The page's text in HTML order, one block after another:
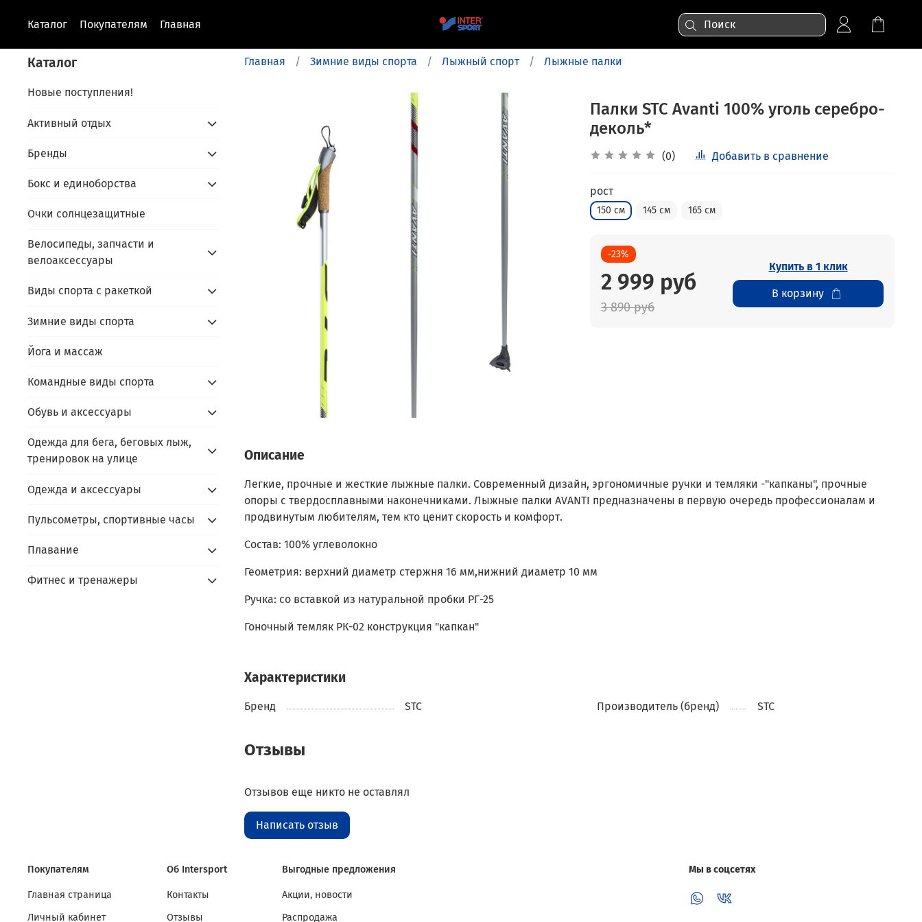
Каталог Покупателям Главная
Главная Зимние виды спорта Лыжный спорт Лыжные палки
Палки STC Avanti 100% уголь серебро-
деколь*
(0) Добавить в сравнение
рост
150 см 145 см 165 см
-23%
2 999 руб
3 890 руб
Купить в 1 клик
В корзину
Описание
Легкие, прочные и жесткие лыжные палки. Современный дизайн, эргономичные ручки и темляки -"капканы", прочные
опоры с твердосплавными наконечниками. Лыжные палки AVANTI предназначены в первую очередь профессионалам и
продвинутым любителям, тем кто ценит скорость и комфорт.
Состав: 100% углеволокно
Геометрия: верхний диаметр стержня 16 мм,нижний диаметр 10 мм
Ручка: со вставкой из натуральной пробки РГ-25
Гоночный темляк РК-02 конструкция "капкан"
Характеристики
Бренд STC Производитель (бренд) STC
Отзывы
Отзывов еще никто не оставлял
Написать отзыв
Каталог
Новые поступления!
Активный отдых
Бренды
Бокс и единоборства
Очки солнцезащитные
Велосипеды, запчасти и
велоаксессуары
Виды спорта с ракеткой
Зимние виды спорта
Йога и массаж
Командные виды спорта
Обувь и аксессуары
Одежда для бега, беговых лыж,
тренировок на улице
Одежда и аксессуары
Пульсометры, спортивные часы
Плавание
Фитнес и тренажеры
Покупателям
Главная страница
Личный кабинет
Об Intersport
Контакты
Отзывы
Выгодные предложения
Акции, новости
Распродажа
Мы в соцсетях